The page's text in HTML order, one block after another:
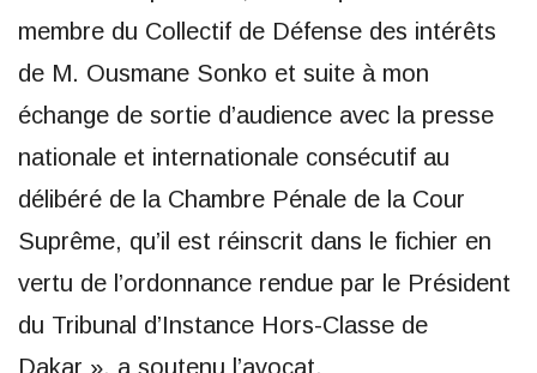
membre du Collectif de Défense des intérêts
de M. Ousmane Sonko et suite à mon
échange de sortie d’audience avec la presse
nationale et internationale consécutif au
délibéré de la Chambre Pénale de la Cour
Suprême, qu’il est réinscrit dans le fichier en
vertu de l’ordonnance rendue par le Président
du Tribunal d’Instance Hors-Classe de
Dakar », a soutenu l’avocat.